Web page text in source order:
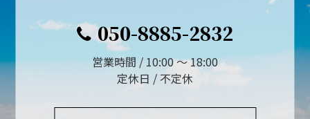
050-8885-2832
営業時間 / 10:00 ～ 18:00
定休日 / 不定休